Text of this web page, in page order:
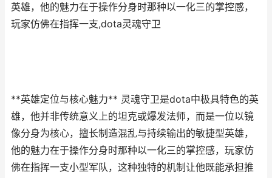
英雄，他的魅力在于操作分身时那种以一化三的掌控感，
玩家仿佛在指挥一支,dota灵魂守卫
**英雄定位与核心魅力** 灵魂守卫是dota中极具特色的英
雄，他并非传统意义上的坦克或爆发法师，而是一位以镜
像分身为核心，擅长制造混乱与持续输出的敏捷型英雄，
他的魅力在于操作分身时那种以一化三的掌控感，玩家仿
佛在指挥一支小型军队，这种独特的机制让他既能承担推